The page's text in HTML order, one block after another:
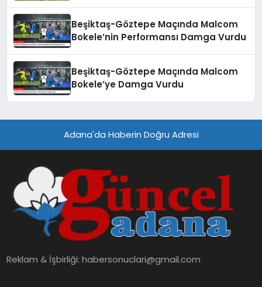
Beşiktaş-Göztepe Maçında Malcom
Bokele’nin Performansı Damga Vurdu
Beşiktaş-Göztepe Maçında Malcom
Bokele’ye Damga Vurdu
Adana'da Haberin Doğru Adresi
Reklam & İşbirliği:habersonuclari@gmail.com